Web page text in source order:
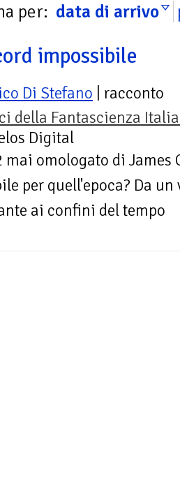
per: data di arrivo
impossibile
Di Stefano | racconto
della Fantascienza
Digital
mai omologato di
per quell'epoca? Da
ai confini del tempo